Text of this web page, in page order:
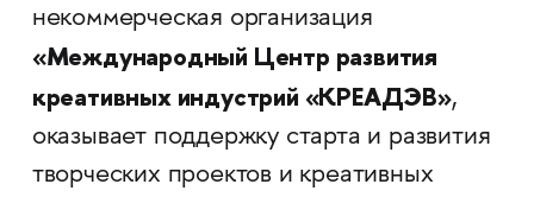
некоммерческая организация
«Международный Центр развития
креативных индустрий «КРЕАДЭВ»,
оказывает поддержку старта и развития
творческих проектов и креативных